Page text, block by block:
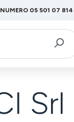
05 501 07 814
Srl